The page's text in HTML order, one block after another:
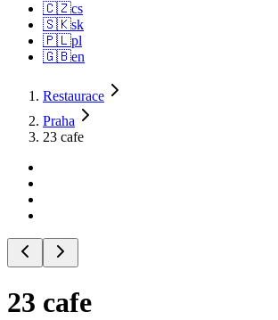
🇨🇿cs
🇸🇰sk
🇵🇱pl
🇬🇧en
Restaurace
Praha
23 cafe
23 cafe